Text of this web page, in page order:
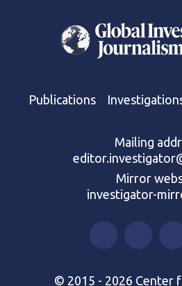
Publications
Mailing
Mirror
investigator-
© 2015 - 2026 Center